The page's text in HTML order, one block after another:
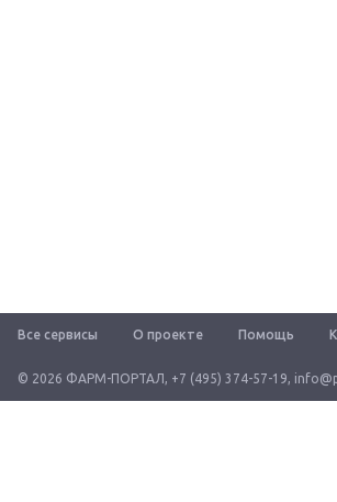
Все сервисы О проекте Помощь
© 2026 ФАРМ-ПОРТАЛ, +7 (495) 374-57-19,